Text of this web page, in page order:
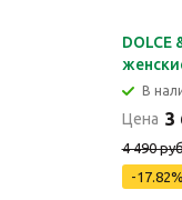
DOLCE
В
Цена 3
4 490
-17.82%